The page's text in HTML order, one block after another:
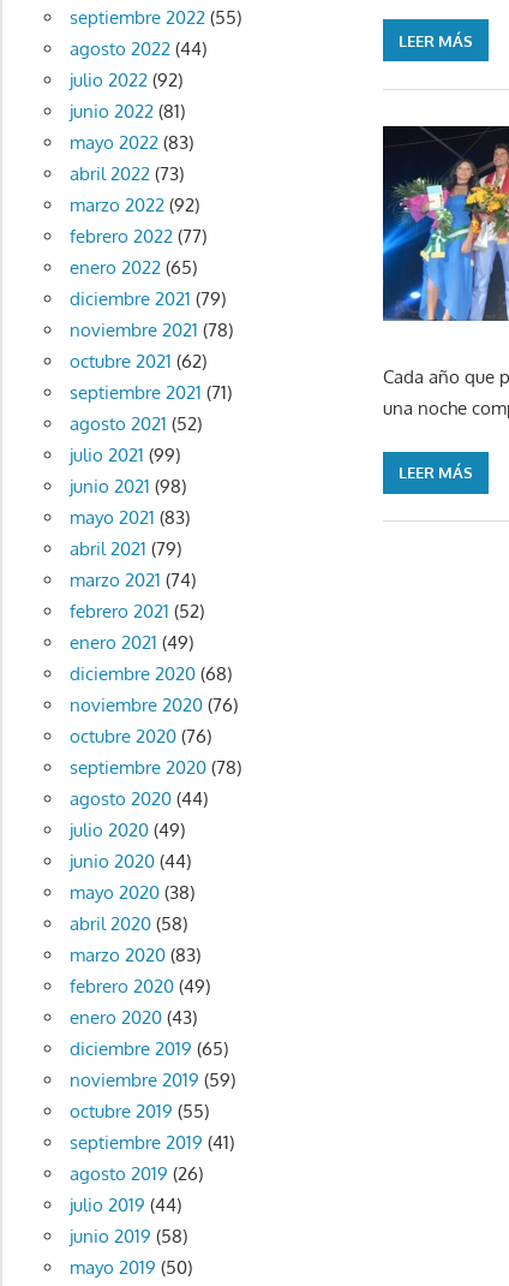
LEER MÁS
Cada año que
una noche
LEER MÁS
septiembre 2022(55)
agosto 2022(44)
julio 2022(92)
junio 2022(81)
mayo 2022(83)
abril 2022(73)
marzo 2022(92)
febrero 2022(77)
enero 2022(65)
diciembre 2021 (79)
noviembre 2021 (78)
octubre 2021 (62)
septiembre 2021 (71)
agosto 2021 (52)
julio 2021 (99)
junio 2021 (98)
mayo 2021 (83)
abril 2021 (79)
marzo 2021 (74)
febrero 2021 (52)
enero 2021 (49)
diciembre 2020(68)
noviembre 2020(76)
octubre 2020(76)
septiembre 2020(78)
agosto 2020(44)
julio 2020(49)
junio 2020(44)
mayo 2020(38)
abril 2020(58)
marzo 2020(83)
febrero 2020(49)
enero 2020(43)
diciembre 2019 (65)
noviembre 2019 (59)
octubre 2019 (55)
septiembre 2019 (41)
agosto 2019 (26)
julio 2019 (44)
junio 2019 (58)
mayo 2019 (50)